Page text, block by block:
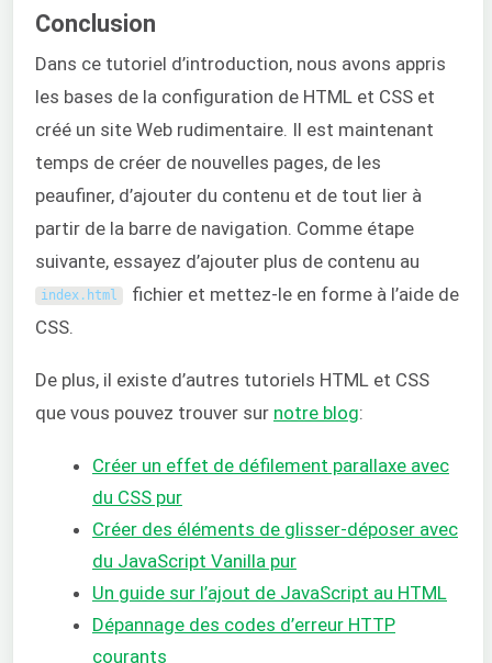
Conclusion
Dans ce tutoriel d’introduction, nous avons appris
les bases de la configuration de HTML et CSS et
créé un site Web rudimentaire. Il est maintenant
temps de créer de nouvelles pages, de les
peaufiner, d’ajouter du contenu et de tout lier à
partir de la barre de navigation. Comme étape
suivante, essayez d’ajouter plus de contenu au
index. html fichier et mettez-le en forme à l’aide de
CSS.
De plus, il existe d’autres tutoriels HTML et CSS
que vous pouvez trouver sur notre blog:
Créer un effet de défilement parallaxe avec
du CSS pur
Créer des éléments de glisser-déposer avec
du JavaScript Vanilla pur
Un guide sur l’ajout de JavaScript au HTML
Dépannage des codes d’erreur HTTP
courants